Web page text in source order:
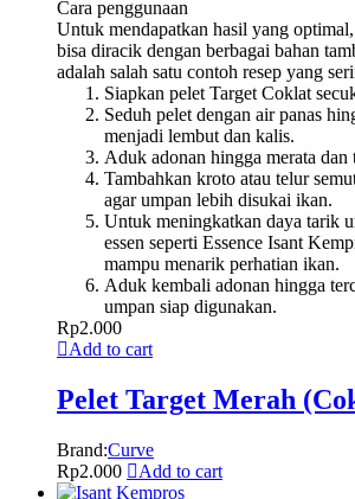
Cara penggunaan
Untuk mendapatkan hasil yang
bisa diracik dengan berbagai bahan
adalah salah satu contoh resep yang
Siapkan pelet Target Coklat
Seduh pelet dengan air panas
menjadi lembut dan kalis.
Aduk adonan hingga merata dan
Tambahkan kroto atau telur
agar umpan lebih disukai ikan.
Untuk meningkatkan daya tarik
essen seperti Essence Isant
mampu menarik perhatian ikan.
Aduk kembali adonan hingga
umpan siap digunakan.
Rp2.000
Add to cart
Pelet Target Merah
Brand:Curve
Rp2.000 Add to cart